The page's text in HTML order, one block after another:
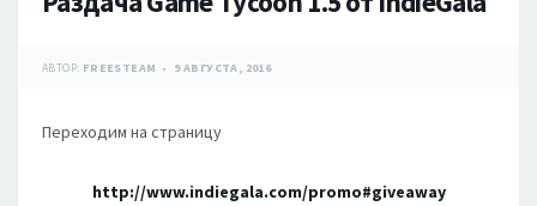
АВТОР: FREESTEAM 9 АВГУСТА, 2016
Переходим на страницу
http://www.indiegala.com/promo#giveaway